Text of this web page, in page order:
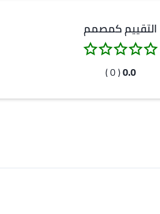
التقييم كمصمم
0.0
( 0 )